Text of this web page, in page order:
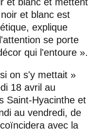
et blanc est
explique
se porte
qui l'entoure ».
on s'y mettait »
18 avril au
Saint-Hyacinthe et
au vendredi, de
avec la